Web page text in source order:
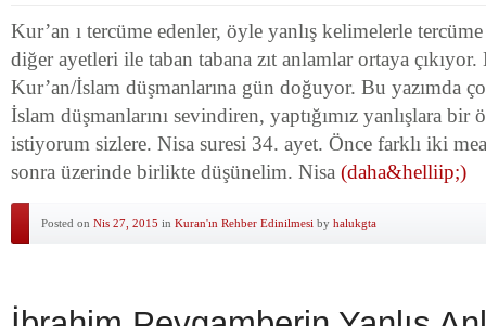
Kur’an ı tercüme edenler, öyle yanlış kelimelerle
diğer ayetleri ile taban tabana zıt anlamlar ortaya
Kur’an/İslam düşmanlarına gün doğuyor. Bu yazımda
İslam düşmanlarını sevindiren, yaptığımız yanlışlara bir
istiyorum sizlere. Nisa suresi 34. ayet. Önce farklı iki
sonra üzerinde birlikte düşünelim. Nisa (daha&helliip;)
Posted on Nis 27, 2015 in Kuran'ın Rehber Edinilmesi by halukgta